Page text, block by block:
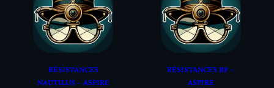
RÉSISTANCES
NAUTILUS – ASPIRE
RÉSISTANCES BP –
ASPIRE